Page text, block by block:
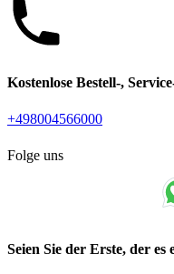
Kostenlose Bestell-,
+498004566000
Folge uns
Seien Sie der Erste, der es